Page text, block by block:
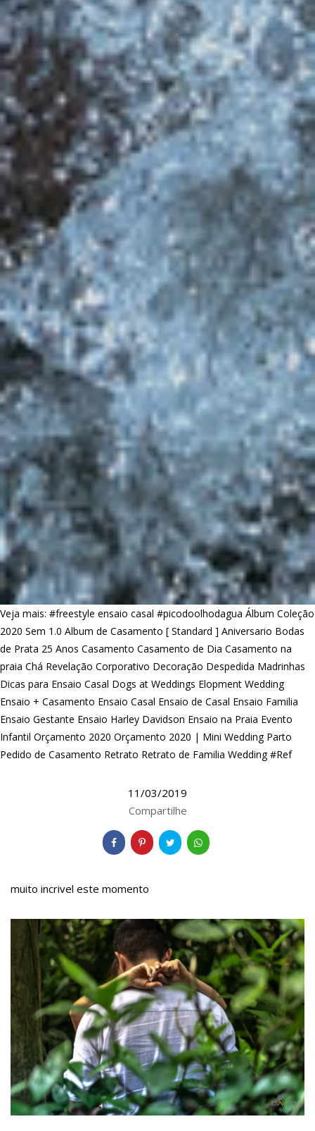
Veja mais: #freestyle ensaio casal #picodoolhodagua Álbum Coleção
2020 Sem 1.0 Album de Casamento [ Standard ] Aniversario Bodas
de Prata 25 Anos Casamento Casamento de Dia Casamento na
praia Chá Revelação Corporativo Decoração Despedida Madrinhas
Dicas para Ensaio Casal Dogs at Weddings Elopment Wedding
Ensaio + Casamento Ensaio Casal Ensaio de Casal Ensaio Familia
Ensaio Gestante Ensaio Harley Davidson Ensaio na Praia Evento
Infantil Orçamento 2020 Orçamento 2020 | Mini Wedding Parto
Pedido de Casamento Retrato Retrato de Familia Wedding #Ref
11/03/2019
Compartilhe
muito incrivel este momento